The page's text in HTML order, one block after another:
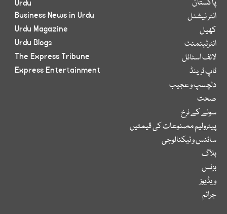
پاکستان
انٹر نیشنل
کھیل
انٹرٹینمنٹ
لائف اسٹائل
ٹاپ ٹرینڈ
دلچسپ و عجیب
صحت
سونے کے نرخ
پیٹرولیم مصنوعات کی قیمتیں
سائنس و ٹیکنالوجی
بلاگ
بزنس
ویڈیوز
جرائم
Urdu
Business News in Urdu
Urdu Magazine
Urdu Blogs
The Express Tribune
Express Entertainment